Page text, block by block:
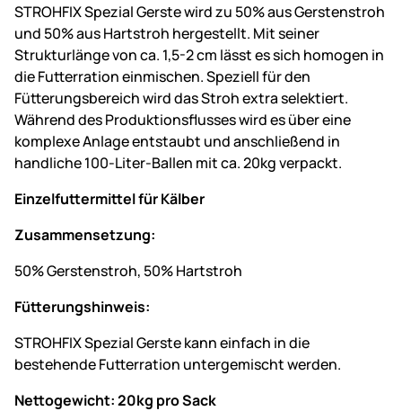
STROHFIX Spezial Gerste wird zu 50% aus Gerstenstroh
und 50% aus Hartstroh hergestellt. Mit seiner
Strukturlänge von ca. 1,5-2 cm lässt es sich homogen in
die Futterration einmischen. Speziell für den
Fütterungsbereich wird das Stroh extra selektiert.
Während des Produktionsflusses wird es über eine
komplexe Anlage entstaubt und anschließend in
handliche 100-Liter-Ballen mit ca. 20kg verpackt.
Einzelfuttermittel für Kälber
Zusammensetzung:
50% Gerstenstroh, 50% Hartstroh
Fütterungshinweis:
STROHFIX Spezial Gerste kann einfach in die
bestehende Futterration untergemischt werden.
Nettogewicht: 20kg pro Sack